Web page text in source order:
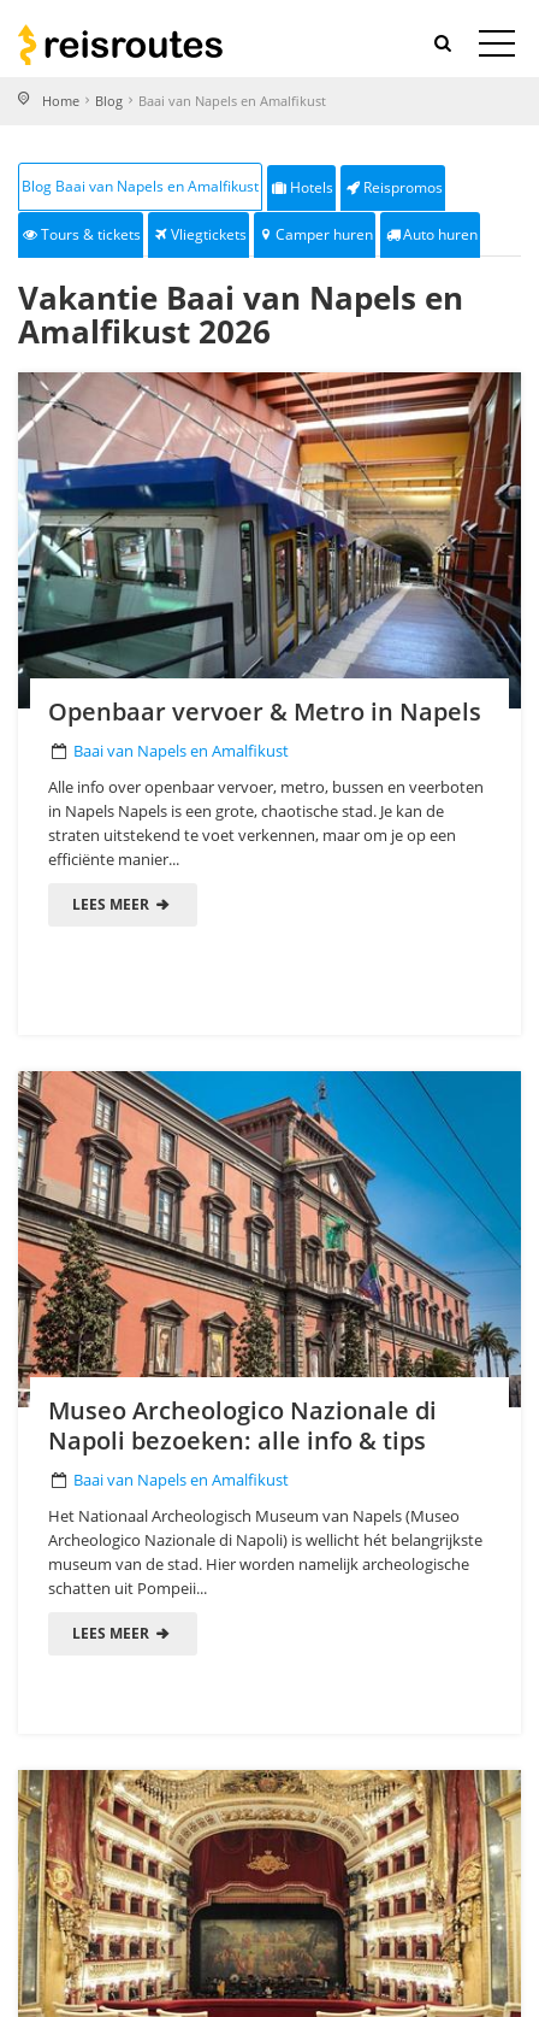
Home Blog Baai van Napels en Amalfikust
Blog Baai van Napels en Amalfikust Hotels Reispromos
Tours & tickets Vliegtickets Camper huren Auto huren
Vakantie Baai van Napels en
Amalfikust 2026
Openbaar vervoer & Metro in Napels
Baai van Napels en Amalfikust
Alle info over openbaar vervoer, metro, bussen en veerboten
in Napels Napels is een grote, chaotische stad. Je kan de
straten uitstekend te voet verkennen, maar om je op een
efficiënte manier...
LEES MEER
Museo Archeologico Nazionale di
Napoli bezoeken: alle info & tips
Baai van Napels en Amalfikust
Het Nationaal Archeologisch Museum van Napels (Museo
Archeologico Nazionale di Napoli) is wellicht hét belangrijkste
museum van de stad. Hier worden namelijk archeologische
schatten uit Pompeii...
LEES MEER